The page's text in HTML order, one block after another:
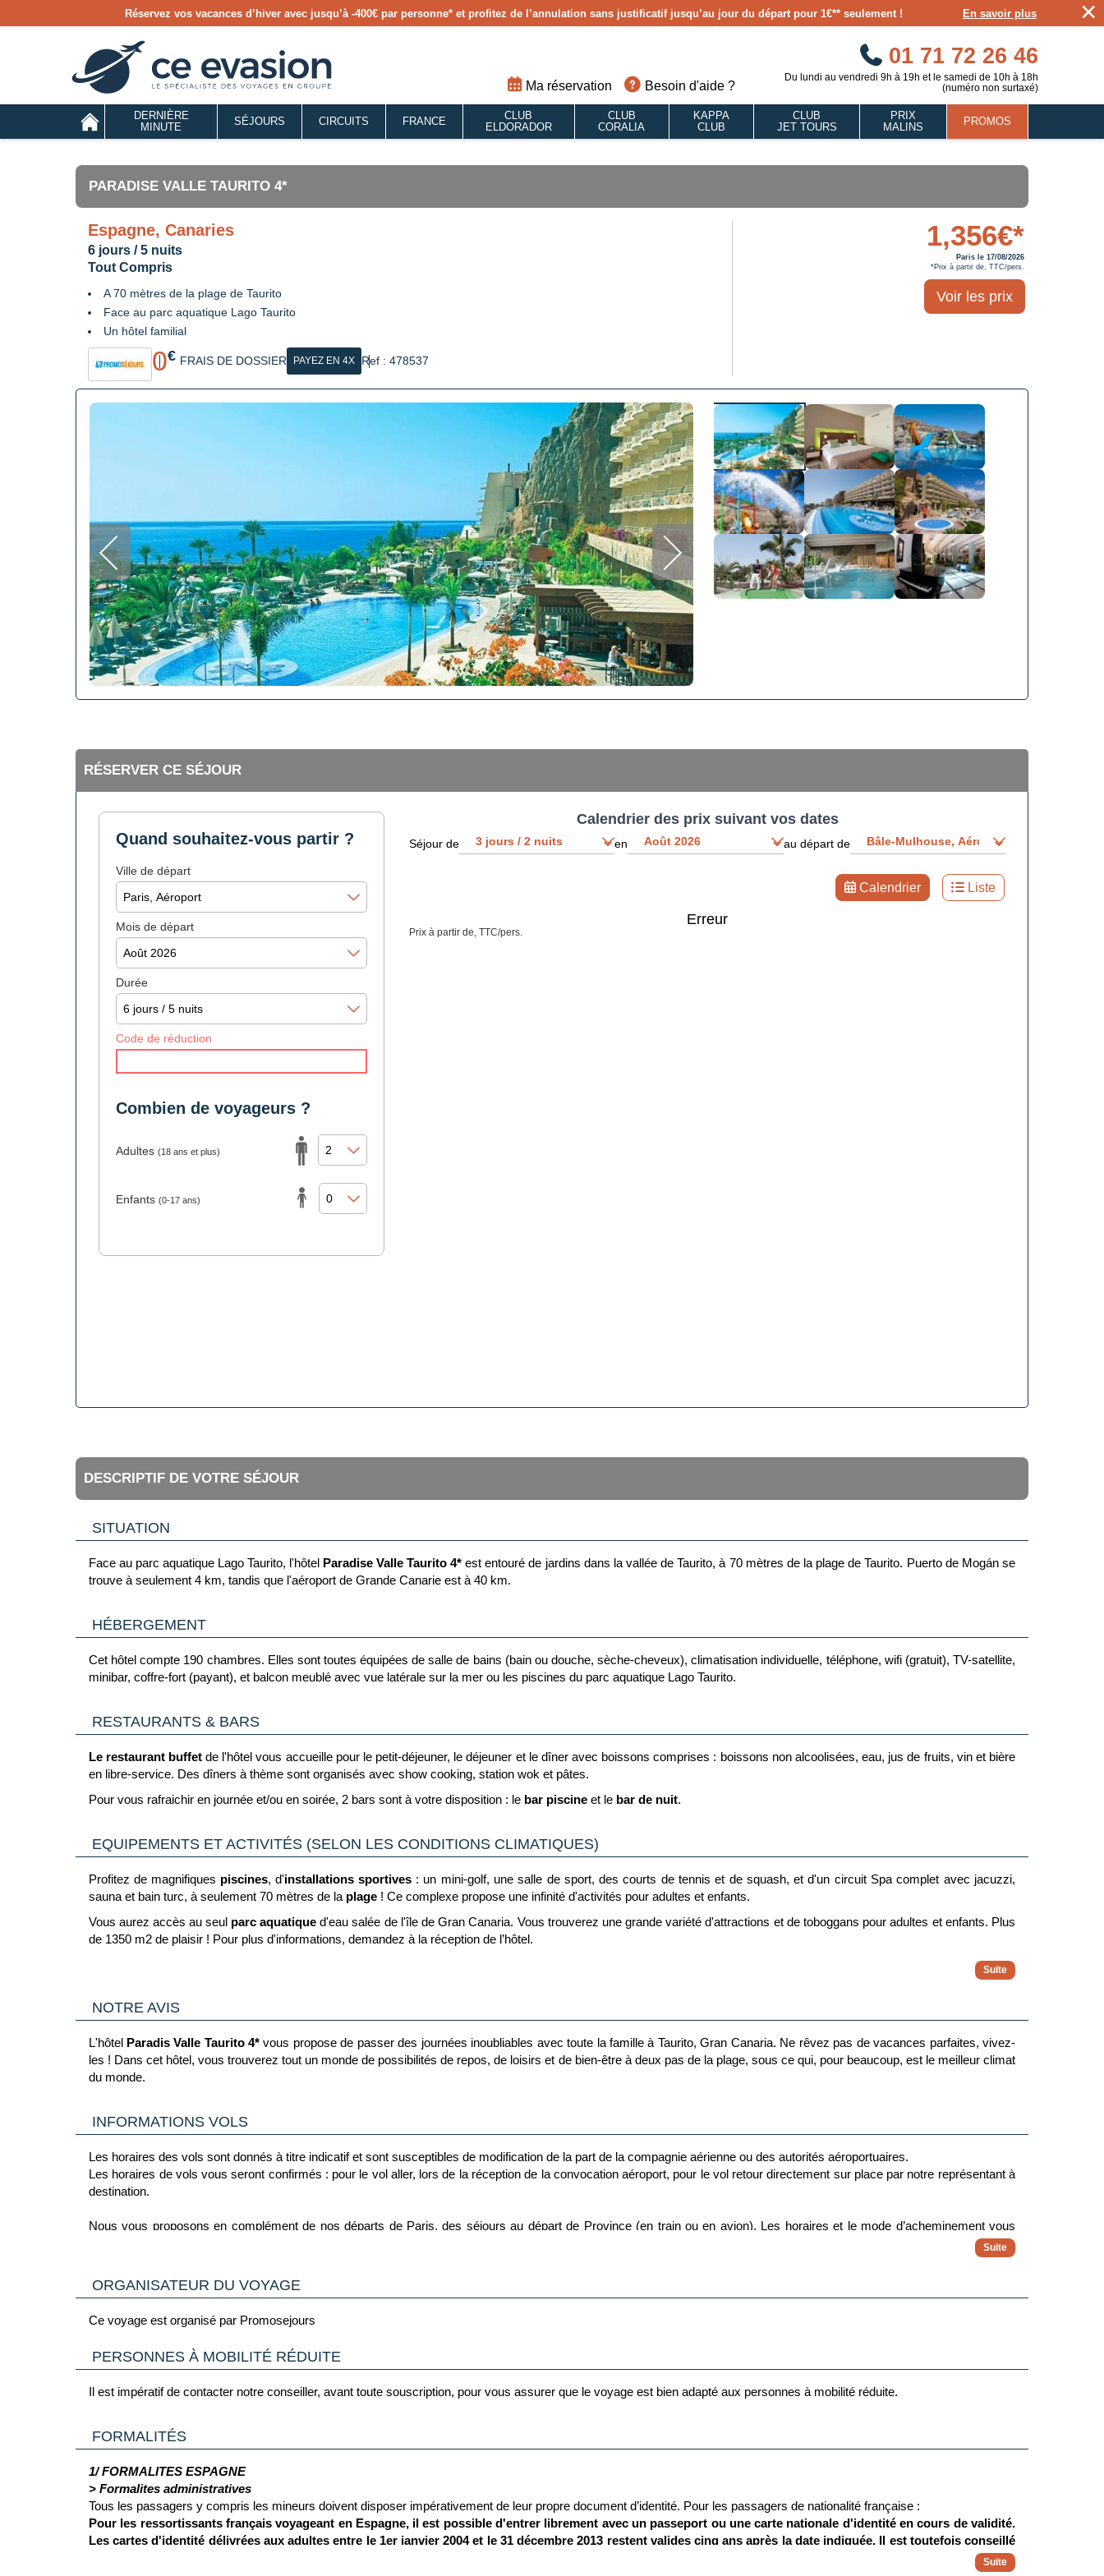
Réservez vos vacances d’hiver avec jusqu’à -400€ par personne* et profitez de l’annulation sans justificatif jusqu’au jour du départ pour 1€** seulement ! En savoir plus ×
Ma réservation Besoin d'aide ?
01 71 72 26 46
Du lundi au vendredi 9h à 19h et le samedi de 10h à 18h
(numéro non surtaxé)
DERNIÈRE
MINUTE
SÉJOURS CIRCUITS FRANCE
CLUB
ELDORADOR
CLUB
CORALIA
KAPPA
CLUB
CLUB
JET TOURS
PRIX
MALINS
PROMOS
PARADISE VALLE TAURITO 4*
Espagne, Canaries
6 jours / 5 nuits
Tout Compris
A 70 mètres de la plage de Taurito
Face au parc aquatique Lago Taurito
Un hôtel familial
0€ FRAIS DE DOSSIER PAYEZ EN 4X Ref : 478537
1,356€*
Paris le 17/08/2026
*Prix à partir de, TTC/pers.
Voir les prix
RÉSERVER CE SÉJOUR
Quand souhaitez-vous partir ?
Ville de départ
Mois de départ
Durée
Code de réduction
Combien de voyageurs ?
Adultes (18 ans et plus)
Enfants (0-17 ans)
Calendrier des prix suivant vos dates
Séjour de en au départ de
Calendrier Liste
Erreur
Prix à partir de, TTC/pers.
DESCRIPTIF DE VOTRE SÉJOUR
SITUATION
Face au parc aquatique Lago Taurito, l'hôtel Paradise Valle Taurito 4* est entouré de jardins dans la vallée de Taurito, à 70 mètres de la plage de Taurito. Puerto de Mogán se
trouve à seulement 4 km, tandis que l'aéroport de Grande Canarie est à 40 km.
HÉBERGEMENT
Cet hôtel compte 190 chambres. Elles sont toutes équipées de salle de bains (bain ou douche, sèche-cheveux), climatisation individuelle, téléphone, wifi (gratuit), TV-satellite,
minibar, coffre-fort (payant), et balcon meublé avec vue latérale sur la mer ou les piscines du parc aquatique Lago Taurito.
RESTAURANTS & BARS
Le restaurant buffet de l'hôtel vous accueille pour le petit-déjeuner, le déjeuner et le dîner avec boissons comprises : boissons non alcoolisées, eau, jus de fruits, vin et bière
en libre-service. Des dîners à thème sont organisés avec show cooking, station wok et pâtes.
Pour vous rafraichir en journée et/ou en soirée, 2 bars sont à votre disposition : le bar piscine et le bar de nuit.
EQUIPEMENTS ET ACTIVITÉS (SELON LES CONDITIONS CLIMATIQUES)
Profitez de magnifiques piscines, d'installations sportives : un mini-golf, une salle de sport, des courts de tennis et de squash, et d'un circuit Spa complet avec jacuzzi,
sauna et bain turc, à seulement 70 mètres de laplage ! Ce complexe propose une infinité d'activités pour adultes et enfants.
Vous aurez accès au seul parc aquatique d'eau salée de l'île de Gran Canaria. Vous trouverez une grande variété d'attractions et de toboggans pour adultes et enfants. Plus
de 1350 m2 de plaisir ! Pour plus d'informations, demandez à la réception de l’hôtel.
, les enfants trouveront un espace spécialement conçu pour eux, afin
Détendez-vous, prenez soin de vous et éveillez vos sens au
procurent une sensation durable de renouvellement et de bien-être pour le corps et l'esprit.
NOTRE AVIS
L'hôtel Paradis Valle Taurito 4* vous propose de passer des journées inoubliables avec toute la famille à Taurito, Gran Canaria. Ne rêvez pas de vacances parfaites, vivez-
les ! Dans cet hôtel, vous trouverez tout un monde de possibilités de repos, de loisirs et de bien-être à deux pas de la plage, sous ce qui, pour beaucoup, est le meilleur climat
du monde.
INFORMATIONS VOLS
Les horaires des vols sont donnés à titre indicatif et sont susceptibles de modification de la part de la compagnie aérienne ou des autorités aéroportuaires.
Les horaires de vols vous seront confirmés : pour le vol aller, lors de la réception de la convocation aéroport, pour le vol retour directement sur place par notre représentant à
destination.
Nous vous proposons en complément de nos départs de Paris, des séjours au départ de Province (en train ou en avion). Les horaires et le mode d’acheminement vous
La continuité de votre acheminement jusqu’à votre destination finale est assuré directement par la compagnie aérienne, même en cas de perturbations à l’aller ou au retour.
ORGANISATEUR DU VOYAGE
Ce voyage est organisé par Promosejours
PERSONNES À MOBILITÉ RÉDUITE
Il est impératif de contacter notre conseiller, avant toute souscription, pour vous assurer que le voyage est bien adapté aux personnes à mobilité réduite.
FORMALITÉS
1/ FORMALITES ESPAGNE
> Formalites administratives
Tous les passagers y compris les mineurs doivent disposer impérativement de leur propre document d’identité. Pour les passagers de nationalité française :
Pour les ressortissants français voyageant en Espagne, il est possible d'entrer librement avec un passeport ou une carte nationale d'identité en cours de validité.
Les cartes d'identité délivrées aux adultes entre le 1er janvier 2004 et le 31 décembre 2013 restent valides cinq ans après la date indiquée. Il est toutefois conseillé
de privilégier l'usage d'un passeport valide plutôt qu'une carte d'identité dont la validité est dépassée. En cas de panne de légitimité avec la carte d'identité, il est